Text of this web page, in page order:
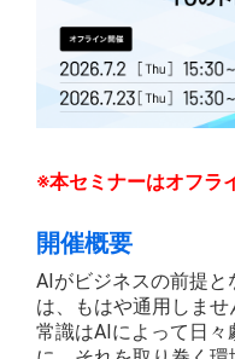
※本セミナーはオフラ
開催概要
AIがビジネスの前提と
は、もはや通用しま
常識はAIによって日々